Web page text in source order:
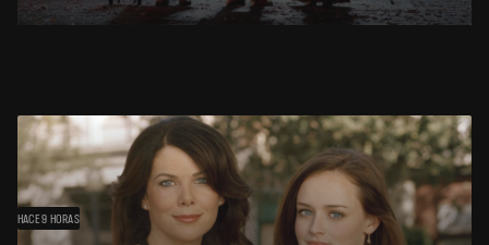
HACE 9 HORAS